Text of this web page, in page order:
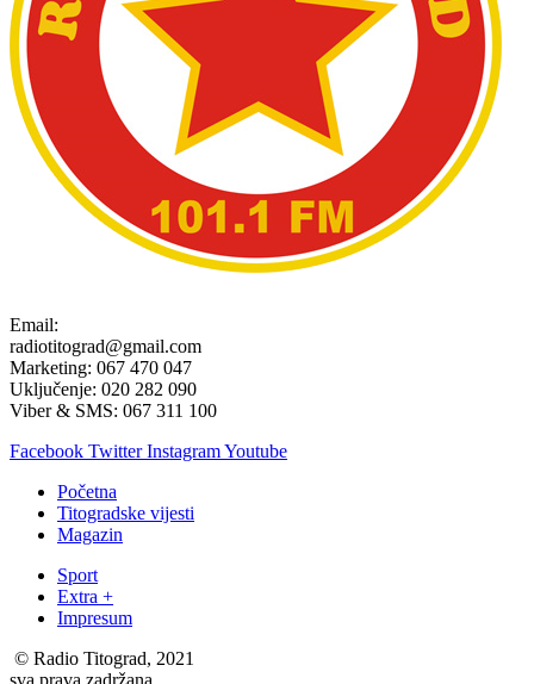
Email:
radiotitograd@gmail.com
Marketing: 067 470 047
Uključenje: 020 282 090
Viber & SMS: 067 311 100
Facebook Twitter InstagramYoutube
Početna
Titogradske vijesti
Magazin
Sport
Extra +
Impresum
© Radio Titograd, 2021